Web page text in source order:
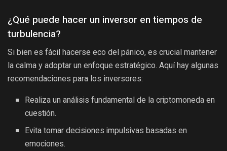
¿Qué puede hacer un inversor en tiempos de
turbulencia?
Si bien es fácil hacerse eco del pánico, es crucial mantener
la calma y adoptar un enfoque estratégico. Aquí hay algunas
recomendaciones para los inversores:
Realiza un análisis fundamental de la criptomoneda en
cuestión.
Evita tomar decisiones impulsivas basadas en
emociones.